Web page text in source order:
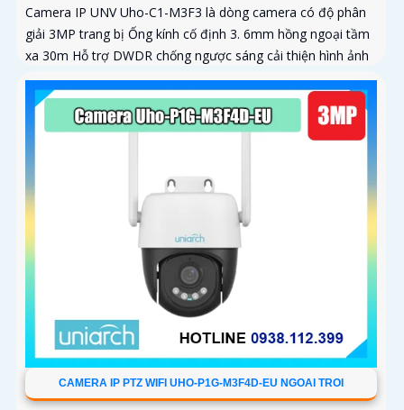
Camera IP UNV Uho-C1-M3F3 là dòng camera có độ phân
giải 3MP trang bị Ống kính cố định 3. 6mm hồng ngoại tầm
xa 30m Hỗ trợ DWDR chống ngược sáng cải thiện hình ảnh
CAMERA IP PTZ WIFI UHO-P1G-M3F4D-EU NGOAI TROI